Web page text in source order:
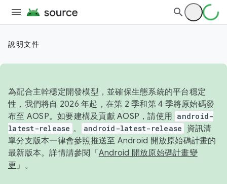
說明文件
為配合主幹穩定開發模型，並確保生態系統的平台穩定
性，我們將自 2026 年起，在第 2 季和第 4 季將原始碼發
布至 AOSP。如要建構及貢獻 AOSP，請使用 android-
latest-release 。 android-latest-release
資訊清
單分支版本一律會參照推送至 Android 開放原始碼計畫的
最新版本。詳情請參閱「 Android 開放原始碼計畫變
更 」。